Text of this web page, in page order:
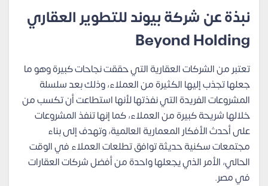
نبذة عن شركة بيوند للتطوير العقاري
Beyond Holding
تعتبر من الشركات العقارية التي حققت نجاحات كبيرة وهو ما
جعلها تجذب إليها الكثيرة من العملاء، وذلك بعد سلسلة
المشروعات الفريدة التي نفذتها لأنها استطاعت أن تكسب من
خلالها شريحة كبيرة من العملاء، كما إنها تنفذ المشروعات
على أحدث الأفكار المعمارية العالمية، وتهدف إلى بناء
مجتمعات سكنية حديثة توافق تطلعات العملاء في الوقت
الحالي، الأمر الذي يجعلها واحدة من أفضل شركات العقارات
في مصر.